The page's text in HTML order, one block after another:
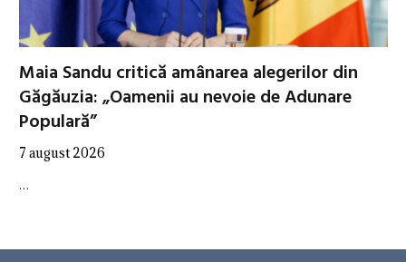
Maia Sandu critică amânarea alegerilor din
Găgăuzia: „Oamenii au nevoie de Adunare
Populară”
7 august 2026
…